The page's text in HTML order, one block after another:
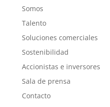
Somos
Talento
Soluciones comerciales
Sostenibilidad
Accionistas e inversores
Sala de prensa
Contacto